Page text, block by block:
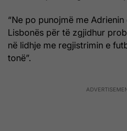
“Ne po punojmë me
Lisbonës për të zgjidhur
në lidhje me regjistrimin e
tonë”.